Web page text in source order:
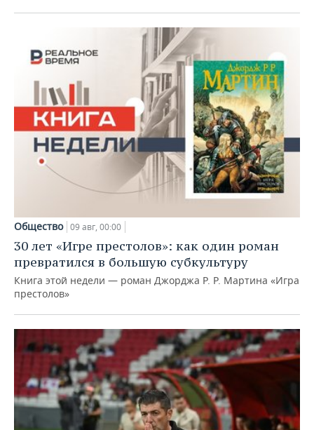
Общество 09 авг, 00:00
30 лет «Игре престолов»: как один роман
превратился в большую субкультуру
Книга этой недели — роман Джорджа Р. Р. Мартина «Игра
престолов»